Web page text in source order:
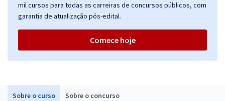
Sobre o curso Sobre o concurso
mil cursos para todas as carreiras de concursos públicos, com
garantia de atualização pós-edital.
Comece hoje